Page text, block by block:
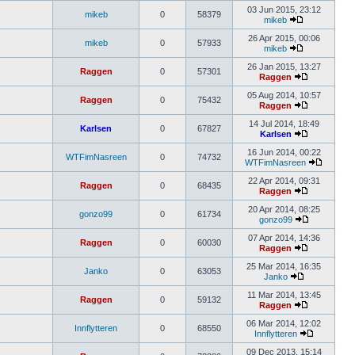
mikeb 0 58379
03 Jun 2015, 23:12
mikeb
mikeb 0 57933
26 Apr 2015, 00:06
mikeb
Raggen 0 57301
26 Jan 2015, 13:27
Raggen
Raggen 0 75432
05 Aug 2014, 10:57
Raggen
Karlsen 0 67827
14 Jul 2014, 18:49
Karlsen
WTFimNasreen 0 74732
16 Jun 2014, 00:22
WTFimNasreen
Raggen 0 68435
22 Apr 2014, 09:31
Raggen
gonzo99 0 61734
20 Apr 2014, 08:25
gonzo99
Raggen 0 60030
07 Apr 2014, 14:36
Raggen
Janko 0 63053
25 Mar 2014, 16:35
Janko
Raggen 0 59132
11 Mar 2014, 13:45
Raggen
Innflytteren 0 68550
06 Mar 2014, 12:02
Innflytteren
09 Dec 2013, 15:14